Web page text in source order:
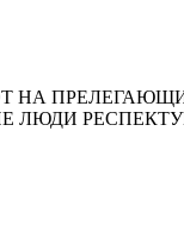
НА
ЛЮДИ